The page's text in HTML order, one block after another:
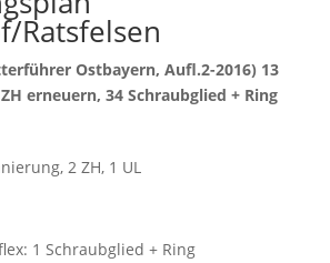
Ratsfelsen
Ostbayern, Aufl.2-2016) 13
erneuern, 34 Schraubglied + Ring
2 ZH, 1 UL
1 Schraubglied + Ring